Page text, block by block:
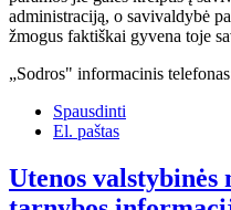
administraciją, o savivaldybė
žmogus faktiškai gyvena toje
„Sodros" informacinis
Spausdinti
El. paštas
Utenos